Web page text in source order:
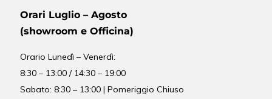
Orari Luglio – Agosto
(showroom e Officina)
OrarioLunedì – Venerdì:
8:30 – 13:00 / 14:30 – 19:00
Sabato: 8:30 – 13:00 | Pomeriggio Chiuso